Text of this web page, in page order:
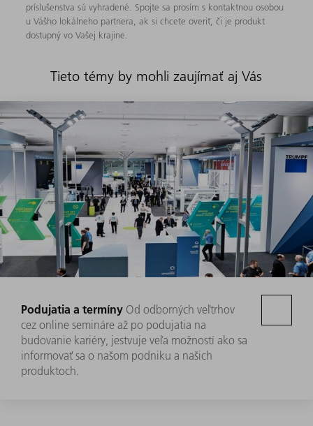
príslušenstva sú vyhradené. Spojte sa prosím s kontaktnou osobou
u Vášho lokálneho partnera, ak si chcete overiť, či je produkt
dostupný vo Vašej krajine.
Tieto témy by mohli zaujímať aj Vás
Podujatia a termíny Od odborných veľtrhov
cez online semináre až po podujatia na
budovanie kariéry, jestvuje veľa možností ako sa
informovať sa o našom podniku a našich
produktoch.